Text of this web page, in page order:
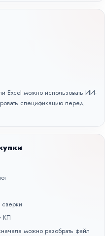
Excel можно использовать ИИ-
спецификацию перед
КП
можно разобрать файл